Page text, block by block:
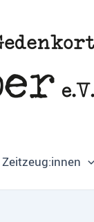
Zeitzeug:innen